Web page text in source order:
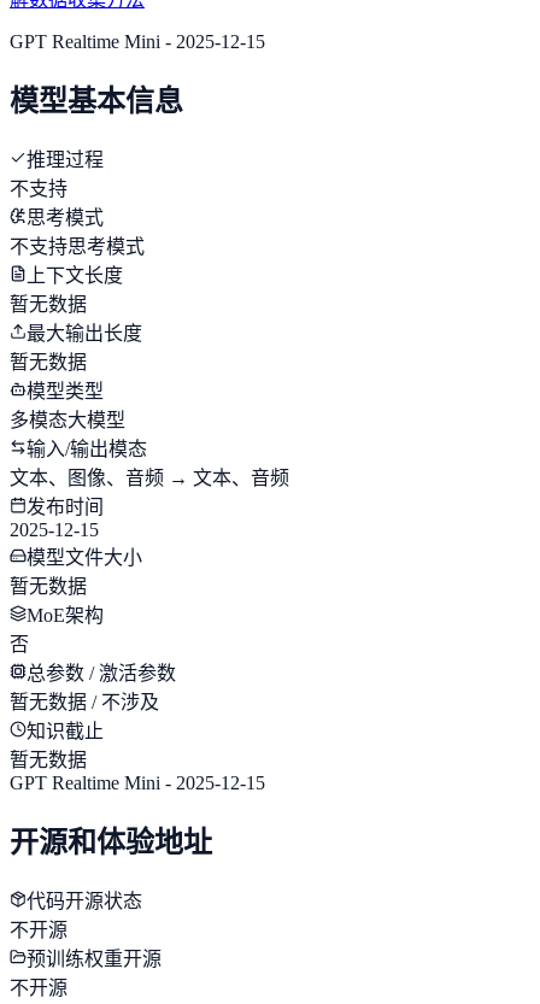
GPT Realtime Mini - 2025-12-15
模型基本信息
推理过程
不支持
思考模式
不支持思考模式
上下文长度
暂无数据
最大输出长度
暂无数据
模型类型
多模态大模型
输入/输出模态
文本、图像、音频 → 文本、音频
发布时间
2025-12-15
模型文件大小
暂无数据
MoE架构
否
总参数 / 激活参数
暂无数据 / 不涉及
知识截止
暂无数据
GPT Realtime Mini - 2025-12-15
开源和体验地址
代码开源状态
不开源
预训练权重开源
不开源